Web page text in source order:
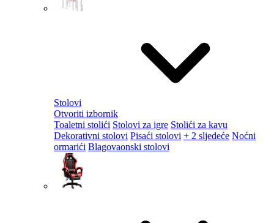
Stolovi
Otvoriti izbornik
Toaletni stolići Stolovi za igre Stolići za kavu
Dekorativni stolovi Pisaći stolovi + 2 sljedeće Noćni
ormarići Blagovaonski stolovi